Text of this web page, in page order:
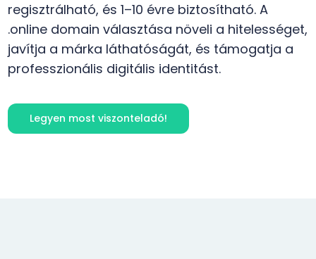
regisztrálható, és 1–10 évre biztosítható. A
.online domain választása növeli a hitelességet,
javítja a márka láthatóságát, és támogatja a
professzionális digitális identitást.
Legyen most viszonteladó!